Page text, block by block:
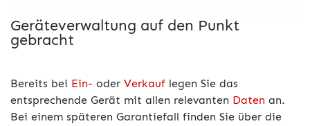
Geräteverwaltung auf den Punkt
gebracht
Bereits bei Ein- oder Verkauf legen Sie das
entsprechende Gerät mit allen relevanten Daten an.
Bei einem späteren Garantiefall finden Sie über die